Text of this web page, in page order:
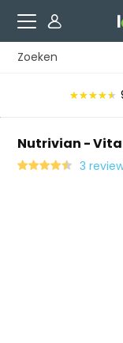
★★★★★
★★★★★
Nutrivian -
3